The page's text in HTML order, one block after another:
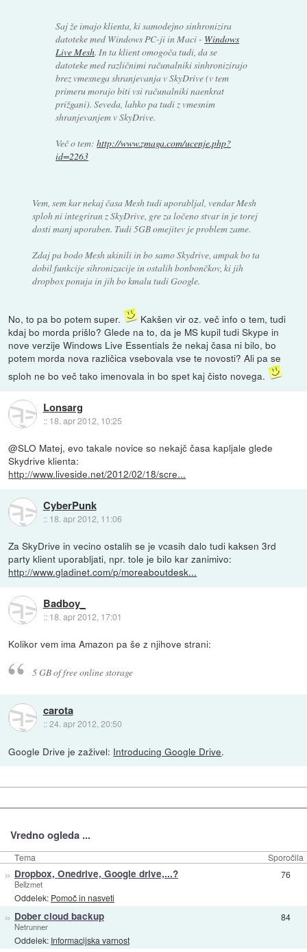
Saj že imajo klienta, ki samodejno sinhronizira
datoteke med Windows PC-ji in Maci - Windows
Live Mesh. In ta klient omogoča tudi, da se
datoteke med različnimi računalniki sinhronizirajo
brez vmesnega shranjevanja v SkyDrive (v tem
primeru morajo biti vsi računalniki naenkrat
prižgani). Seveda, lahko pa tudi z vmesnim
shranjevanjem v SkyDrive.
Več o tem:http://www.zmaga.com/ucenje.php?
id=2263
Vem, sem kar nekaj časa Mesh tudi uporabljal, vendar Mesh
sploh ni integriran z SkyDrive, gre za ločeno stvar in je torej
dosti manj uporaben. Tudi 5GB omejitev je problem zame.
Zdaj pa bodo Mesh ukinili in bo samo Skydrive, ampak bo ta
dobil funkcije sihronizacije in ostalih bonbončkov, ki jih
dropbox ponuja in jih bo kmalu tudi Google.
No, to pa bo potem super.
Kakšen vir oz. več info o tem, tudi
kdaj bo morda prišlo? Glede na to, da je MS kupil tudi Skype in
nove verzije Windows Live Essentials že nekaj časa ni bilo, bo
potem morda nova različica vsebovala vse te novosti? Ali pa se
sploh ne bo več tako imenovala in bo spet kaj čisto novega.
Lonsarg
:: 18. apr 2012, 10:25
@SLO Matej, evo takale novice so nekajč časa kapljale glede
Skydrive klienta:
http://www.liveside.net/2012/02/18/scre...
CyberPunk
:: 18. apr 2012, 11:06
Za SkyDrive in vecino ostalih se je vcasih dalo tudi kaksen 3rd
party klient uporabljati, npr. tole je bilo kar zanimivo:
http://www.gladinet.com/p/moreaboutdesk...
Badboy_
:: 18. apr 2012, 17:01
Kolikor vem ima Amazon pa še z njihove strani:
5 GB of free online storage
carota
::24. apr 2012, 20:50
Google Drive je zaživel: Introducing Google Drive.
Vredno ogleda ...
Tema Sporočila
» Dropbox, Onedrive, Google drive,...?
Bellzmet
Oddelek: Pomoč in nasveti
76
» Dober cloud backup
Netrunner
Oddelek: Informacijska varnost
84